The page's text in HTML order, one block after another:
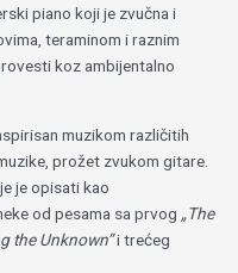
piano koji je zvučna i
teraminom i raznim
koz ambijentalno
muzikom različitih
prožet zvukom gitare.
je opisati kao
od pesama sa prvog „The
the Unknown”i trećeg